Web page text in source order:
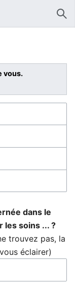
vous.
dans le
les soins ... ?
trouvez pas, la
éclairer)